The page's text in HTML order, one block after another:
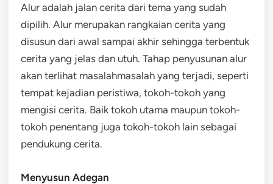
Alur adalah jalan cerita dari tema yang sudah
dipilih. Alur merupakan rangkaian cerita yang
disusun dari awal sampai akhir sehingga terbentuk
cerita yang jelas dan utuh. Tahap penyusunan alur
akan terlihat masalahmasalah yang terjadi, seperti
tempat kejadian peristiwa, tokoh-tokoh yang
mengisi cerita. Baik tokoh utama maupun tokoh-
tokoh penentang juga tokoh-tokoh lain sebagai
pendukung cerita.
Menyusun Adegan